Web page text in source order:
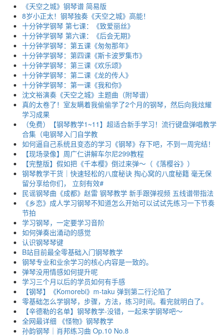
《天空之城》钢琴谱 简易版
8岁小正太！钢琴独奏《天空之城》高能！
十分钟学钢琴 第七课：《致爱丽丝》
十分钟学钢琴 第六课：《后会无期》
十分钟学钢琴：第五课《匆匆那年》
十分钟学钢琴：第四课《斯卡波罗集市》
十分钟学钢琴：第三课《欢乐颂》
十分钟学钢琴：第二课《龙的传人》
十分钟学钢琴：第一课《我和你》
沈文裕演奏《天空之城》主题曲（附琴谱）
真的太卷了！室友瞒着我偷偷学了2个月的钢琴，然后向我炫耀
学习成果
（免费）【钢琴教学1~11】超适合新手学习！流行键盘弹唱教学
合集（电钢琴入门自学教
如何逼自己系统且变态的学习《钢琴》存下吧，不到一周完结！
【现场录像】周广仁讲解车尔尼299教程
【完整版】假如把《千本樱》倒过来弹～（《落樱谷》）
钢琴教学干货｜快速轻松的八度秘诀 掏心窝的八度秘籍 毫无保
留分享给你们， 立刻有效#
民谣钢琴曲《成都》赵雷 钢琴教学 新手跟弹视频 五线谱带指法
《乡恋》成人学习钢琴不知道怎么开始可以试试先练习一下节奏
节拍
学习钢琴，一定要学习音阶
如何弹奏出涌动的感觉
认识钢琴琴键
B站目前最全零基础入门钢琴教学
钢琴专业和业余学习的核心内容是一致的。
弹琴没用情感如何提升呢
学习三个月以后的学员如何有手感
【钢琴】《Komorebi》m-taku 弹到第二行沦陷了
零基础怎么学钢琴，步骤，方法，练习时间。看完就明白了。
【辛德勒的名单】钢琴教学-没错，一起来学钢琴吧～
全网最详细 《怪物》钢琴教学
孙韵钢琴｜肖邦练习曲 Op.10 No.8